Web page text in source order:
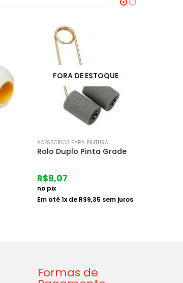
FORA DE ESTOQUE
ACESSORIOS PARA PINTURA
Rolo Roma Textura Baixa
R$10,67
no pix
Formas de